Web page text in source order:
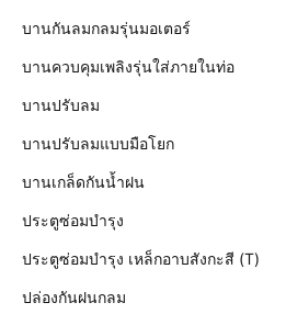
บานกันลมกลมรุ่นมอเตอร์
บานควบคุมเพลิงรุ่นใส่ภายในท่อ
บานปรับลม
บานปรับลมแบบมือโยก
บานเกล็ดกันน้ำฝน
ประตูซ่อมบำรุง
ประตูซ่อมบำรุง เหล็กอาบสังกะสี (T)
ปล่องกันฝนกลม